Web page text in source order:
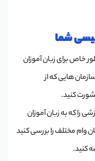
شما
خاص برای زبان آموزان
هایی که از
کنید.
را که به زبان آموزان
وام مختلف را بررسی کنید
کنید.